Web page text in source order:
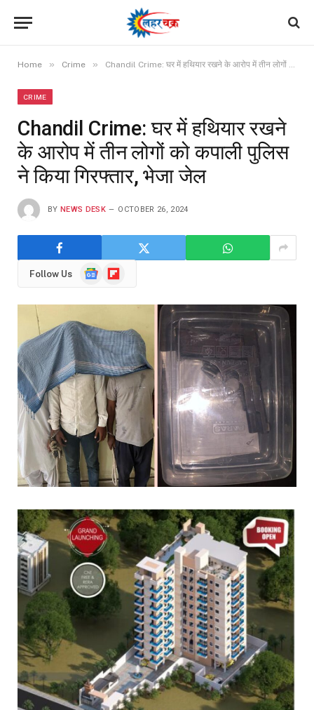
Home » Crime » Chandil Crime: घर में हथियार रखने के आरोप में तीन लोगों को कपाली पुलिस ने किया गिरफ्तार, भेजा जेल
CRIME
Chandil Crime: घर में हथियार रखने
के आरोप में तीन लोगों को कपाली पुलिस
ने किया गिरफ्तार, भेजा जेल
BY NEWS DESK OCTOBER 26, 2024
Follow Us
GoogleFlipboard